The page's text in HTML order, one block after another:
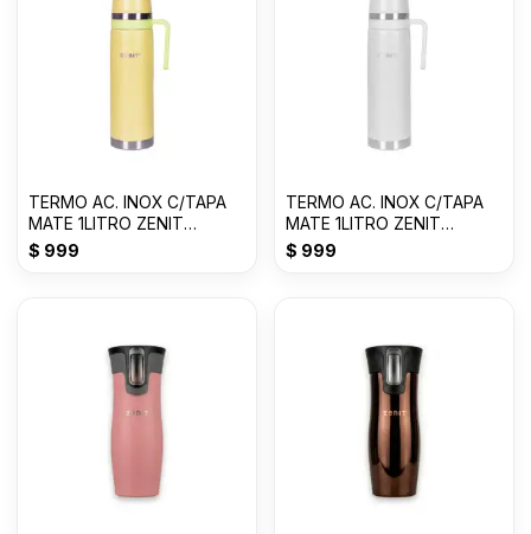
TERMO AC. INOX C/TAPA
MATE 1LITRO ZENIT
AMARILLO P ZF3Y
$ 999
TERMO AC. INOX C/TAPA
MATE 1LITRO ZENIT
BLANCO ZF3W
$ 999